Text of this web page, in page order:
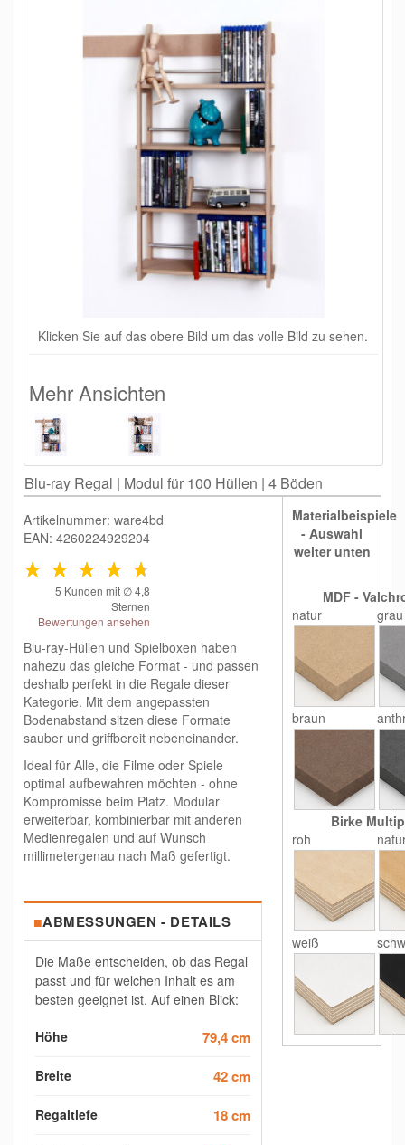
Klicken Sie auf das obere Bild um das volle Bild zu sehen.
Mehr Ansichten
Blu-ray Regal | Modul für 100 Hüllen | 4 Böden
Artikelnummer: ware4bd
EAN: 4260224929204
5 Kunden mit ∅4,8
Sternen
Bewertungen ansehen
Blu-ray-Hüllen und Spielboxen haben
nahezu das gleiche Format - und passen
deshalb perfekt in die Regale dieser
Kategorie. Mit dem angepassten
Bodenabstand sitzen diese Formate
sauber und griffbereit nebeneinander.
Ideal für Alle, die Filme oder Spiele
optimal aufbewahren möchten - ohne
Kompromisse beim Platz. Modular
erweiterbar, kombinierbar mit anderen
Medienregalen und auf Wunsch
millimetergenau nach Maß gefertigt.
■ABMESSUNGEN - DETAILS
Die Maße entscheiden, ob das Regal
passt und für welchen Inhalt es am
besten geeignet ist. Auf einen Blick:
Höhe 79,4 cm
Breite 42 cm
Regaltiefe 18 cm
Materialbeispiele
- Auswahl
weiter unten
MDF -
natur
grau
braun
Birke
roh
weiß